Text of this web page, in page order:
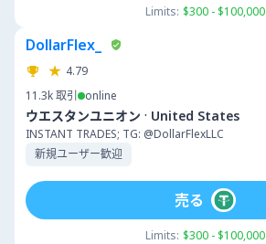
Limits: $300 - $100,000
DollarFlex_
4.79
11.3k取引 online
ウエスタンユニオン · United States
INSTANT TRADES; TG: @DollarFlexLLC
新規ユーザー歓迎
Limits: $300 - $100,000
売る